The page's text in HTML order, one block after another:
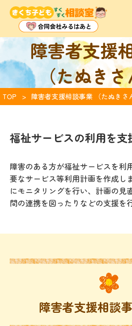
障害者支援
（たぬきさ
TOP 障害者支援相談事業 （たぬきさ
福祉サービスの利用を支
障害のある方が福祉サービスを利
要なサービス等利用計画を作成し
にモニタリングを行い、計画の見
間の連携を図ったりなどの支援を
障害者支援相談